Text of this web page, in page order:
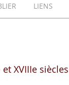
LIENS
XVIIIe siècles